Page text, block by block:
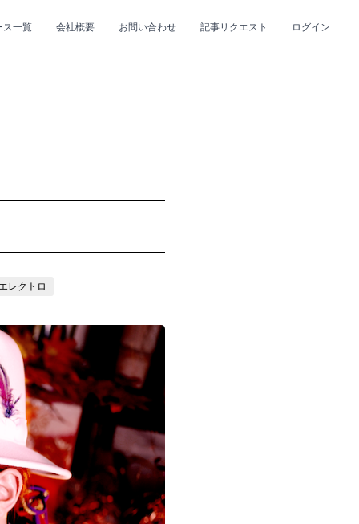
ス一覧 会社概要 お問い合わせ 記事リクエスト ログイン
#R&B/ソウル
レクトロ